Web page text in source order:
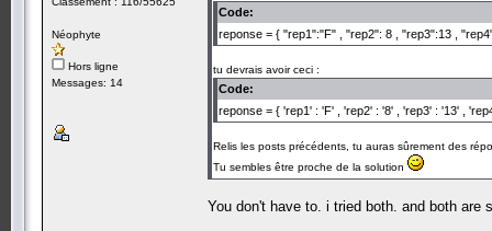
Néophyte
Hors ligne
Messages: 14
Code:
reponse = { "rep1":"F" , "rep2": 8 , "rep3":13 ,
tu devrais avoir ceci :
Code:
reponse = { 'rep1' : 'F' , 'rep2' : '8' , 'rep3' : '13' ,
Relis les posts précédents, tu auras sûrement des
Tu sembles être proche de la solution
You don't have to. i tried both. and both are